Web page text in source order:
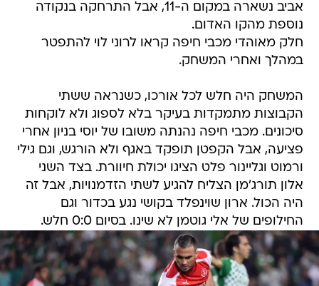
אביב נשארה במקום ה-11, אבל התרחקה בנקודה
נוספת מהקו האדום.
חלק מאוהדי מכבי חיפה קראו לרוני לוי להתפטר
במהלך ואחרי המשחק.
המשחק היה חלש לכל אורכו, כשנראה ששתי
הקבוצות מתמקדות בעיקר בלא לספוג ולא לוקחות
סיכונים. מכבי חיפה נהנתה משובו של יוסי בניון אחרי
פציעה, אבל הקפטן תופקד באגף ולא הורגש, וגם גילי
ורמוט וגליינור פלט הציגו יכולת חיוורת. בצד השני
אלון תורג'מן הצליח להגיע לשתי הזדמנויות, אבל זה
היה הכול. ארון שוינפלד בקושי נגע בכדור וגם
החילופים של אלי גוטמן לא שינו. בסיום 0:0 חלש.